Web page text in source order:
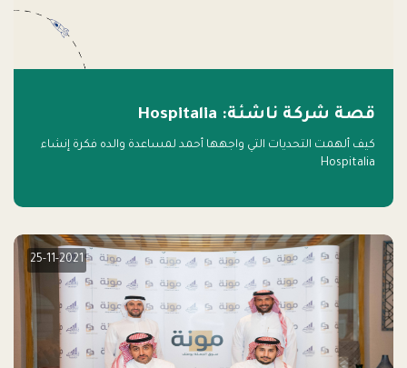
قصة شركة ناشئة: Hospitalia
كيف ألهمت التحديات التي واجهها أحمد لمساعدة والده فكرة إنشاء
Hospitalia
25-11-2021